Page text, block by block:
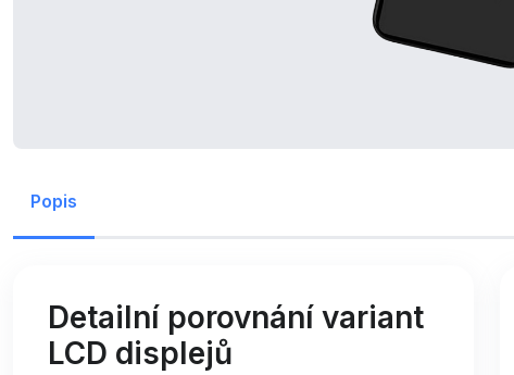
Popis
Detailní porovnání variant
LCD displejů